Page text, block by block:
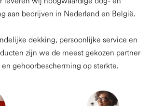
aan bedrijven in Nederland en België.
dekking, persoonlijke service en
zijn we de meest gekozen partner
gehoorbescherming op sterkte.